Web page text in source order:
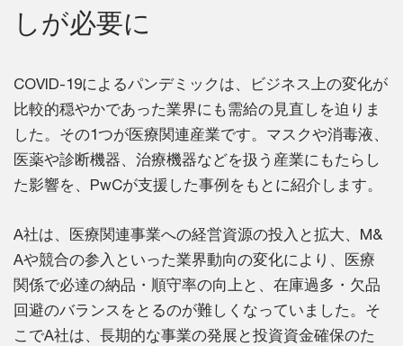
しが必要に
COVID-19によるパンデミックは、ビジネス上の変化が
比較的穏やかであった業界にも需給の見直しを迫りま
した。その1つが医療関連産業です。マスクや消毒液、
医薬や診断機器、治療機器などを扱う産業にもたらし
た影響を、PwCが支援した事例をもとに紹介します。
A社は、医療関連事業への経営資源の投入と拡大、M&
Aや競合の参入といった業界動向の変化により、医療
関係で必達の納品・順守率の向上と、在庫過多・欠品
回避のバランスをとるのが難しくなっていました。そ
こでA社は、長期的な事業の発展と投資資金確保のた